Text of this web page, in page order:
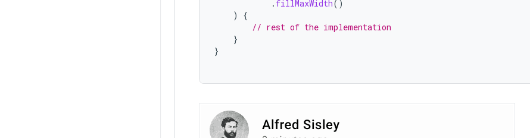
. fillMaxWidth()
)
{
// rest of the implementation
}
}